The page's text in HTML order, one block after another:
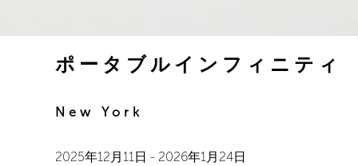
ポータブルインフィニティ
New York
2025年12月11日 - 2026年1月24日